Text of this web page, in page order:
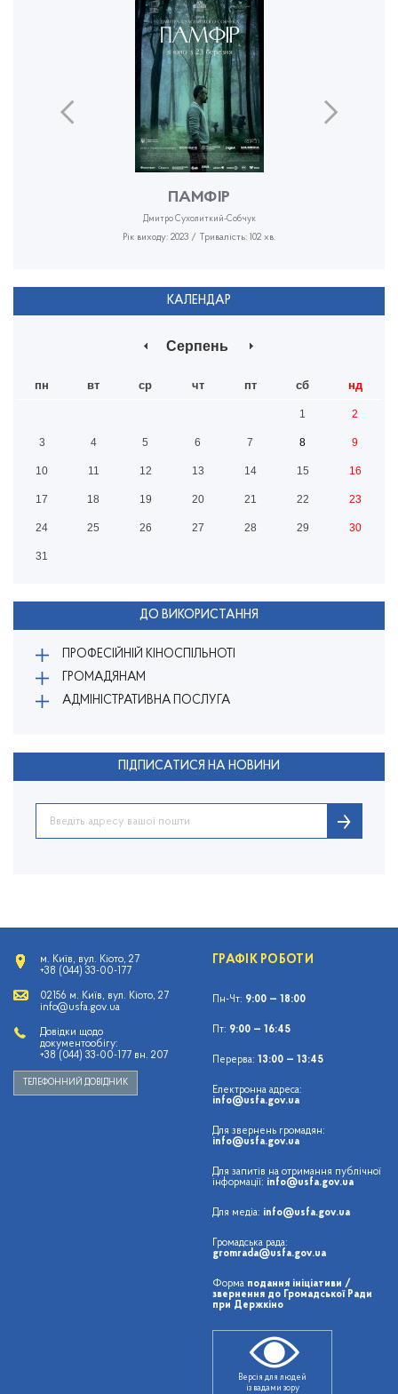
ПАМФІР
Дмитро Сухолиткий-Собчук
Рік виходу: 2023 / Тривалість: 102 хв.
КАЛЕНДАР
Серпень
пн вт ср чт пт сб нд
1 2
3 4 5 6 7 8 9
10 11 12 13 14 15 16
17 18 19 20 21 22 23
24 25 26 27 28 29 30
31
ДО ВИКОРИСТАННЯ
ПРОФЕСІЙНІЙ КІНОСПІЛЬНОТІ
ГРОМАДЯНАМ
АДМІНІСТРАТИВНА ПОСЛУГА
ПІДПИСАТИСЯ НА НОВИНИ
м. Київ, вул. Кіото, 27
+38 (044) 33-00-177
02156 м. Київ, вул. Кіото, 27
info@usfa.gov.ua
Довідки щодо
документообігу:
+38 (044) 33-00-177 вн. 207
ТЕЛЕФОННИЙ ДОВІДНИК
ГРАФІК РОБОТИ
Пн-Чт: 9:00 — 18:00
Пт: 9:00 — 16:45
Перерва: 13:00 — 13:45
Електронна адреса:
info@usfa.gov.ua
Для звернень громадян:
info@usfa.gov.ua
Для запитів на отримання публічної
інформації: info@usfa.gov.ua
Для медіа: info@usfa.gov.ua
Громадська рада:
gromrada@usfa.gov.ua
Форма подання ініціативи /
звернення до Громадської Ради
при Держкіно
Версія для людей
із вадами зору